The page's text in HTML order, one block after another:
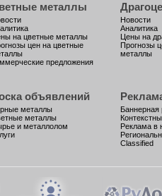
металлы
на цветные металлы
цен на цветные
предложения
Новости
Аналитика
Цены на
Прогнозы
металлы
объявлений
металлы
металлы
и металлолом
Баннерная
Реклама в
Classified